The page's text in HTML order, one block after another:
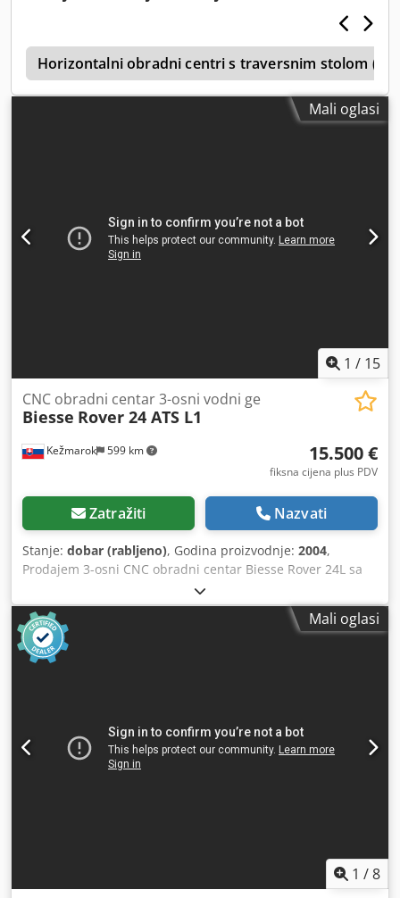
mijenjanje položaja alata 10 vertikalne glave za bušenje. 20
Horizontalna svrdla X 6 Horizontalna svrdla Y 2 Struktura
ruke Plan rada Dedpfx Aqjr E A U Ijwjwa Konzolni stol Broj
taktova 10 Pomoć pri pozicioniranju kapacitet vakuum
pumpe 2 x 125m³/h Pokretna traka za strugotinu
Horizontalni obradni centri s traversnim stolom
Mali oglasi
1 / 15
Kežmarok 599 km
CNC obradni centar 3-osni vodni ge
Biesse Rover 24 ATS L1
15.500 €
fiksna cijena plus PDV
Zatražiti Nazvati
Stanje: dobar (rabljeno), Godina proizvodnje: 2004,
Prodajem 3-osni CNC obradni centar Biesse Rover 24L sa
poprečnim stolom Godina izgradnje 2004. Konfiguracija: 3-
osno glavno vreteno HSD svježe potpuno popravljeno /
vodeno hlađeno RS1600 Spremnik alata 7 pozicija ISO30 na
glavi 1x pila za utore X-smjer Borna glava 14+4+2 bušilno
vreteno Korisna radna površina 4500x1330mm. 2 radne
Dodatni vakuum za rad sa šablonom ili dodatni uređaji za
stezanje. Dwodpfxjh Txlcs Aqwsa Dobro stanje. Dostupno
odmah sa skladišta. Potreban popravak: ručke na
Mali oglasi
1 /8